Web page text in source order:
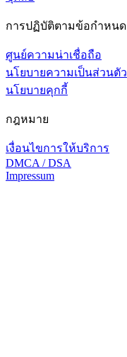
การปฏิบัติตามข้อกำหนด
ศูนย์ความน่าเชื่อถือ
นโยบายความเป็นส่วนตัว
นโยบายคุกกี้
กฎหมาย
เงื่อนไขการให้บริการ
DMCA / DSA
Impressum